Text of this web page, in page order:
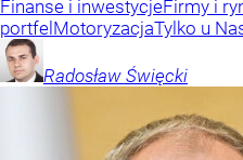
Finanse i inwestycjeFirmy i
portfel MotoryzacjaTylko u
Radosław Święcki